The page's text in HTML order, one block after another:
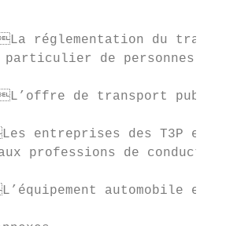
réglementation du
particulier de personnes
de transport
entreprises des T3P et
professions de
automobile et